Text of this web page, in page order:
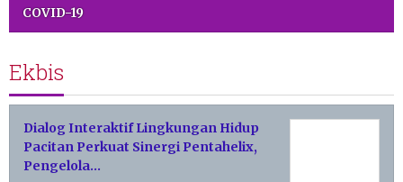
COVID-19
Ekbis
Dialog Interaktif Lingkungan Hidup
Pacitan Perkuat Sinergi Pentahelix,
Pengelola…